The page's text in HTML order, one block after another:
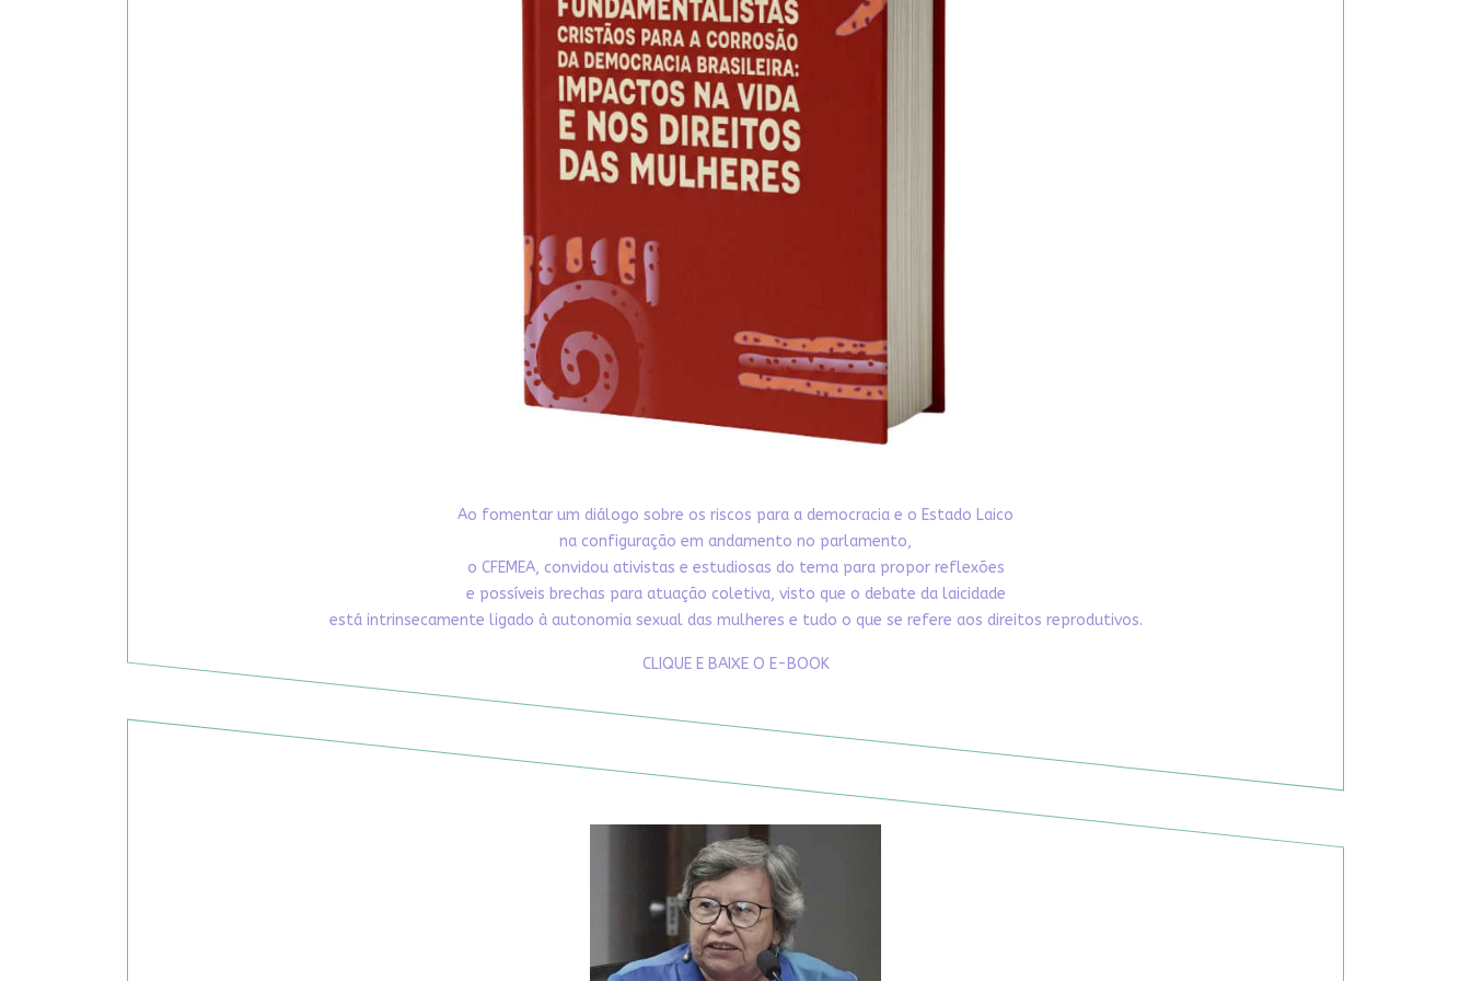
Ao fomentar um diálogo sobre os riscos para a democracia e o Estado Laico
na configuração em andamento no parlamento,
o CFEMEA, convidou ativistas e estudiosas do tema para propor reflexões
e possíveis brechas para atuação coletiva, visto que o debate da laicidade
está intrinsecamente ligado à autonomia sexual das mulheres e tudo o que se refere aos direitos reprodutivos.
CLIQUE E BAIXE O E-BOOK